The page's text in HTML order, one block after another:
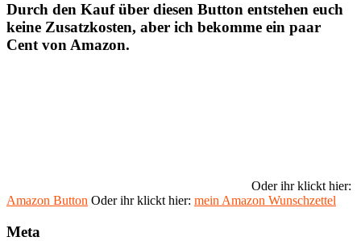
Durch den Kauf über diesen Button entstehen euch
keine Zusatzkosten, aber ich bekomme ein paar
Cent von Amazon.
Oder ihr klickt hier:
Amazon Button Oder ihr klickt hier: mein Amazon Wunschzettel
Meta